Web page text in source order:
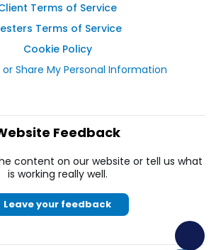
Terms of Service
Terms of Service
Cookie Policy
or Share My Personal Information
Feedback
content on our website or tell us what
is working really well.
Leave your feedback